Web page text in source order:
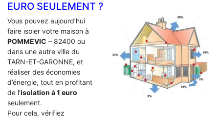
EURO SEULEMENT ?
Vous pouvez aujourd’hui
faire isoler votre maison à
POMMEVIC – 82400 ou
dans une autre ville du
TARN-ET-GARONNE, et
réaliser des économies
d’énergie, tout en profitant
de l’isolation à 1 euro
seulement.
Pour cela, vérifiez